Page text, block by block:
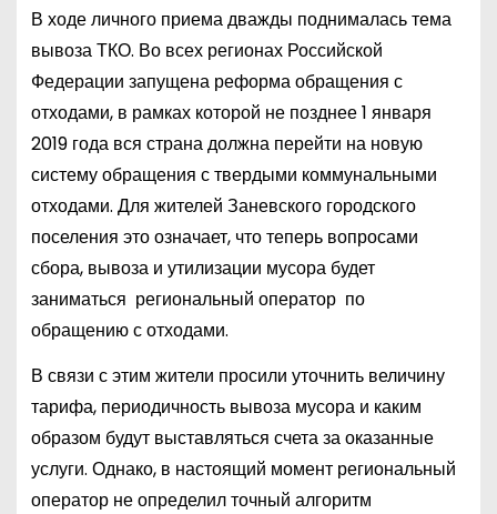
В ходе личного приема дважды поднималась тема
вывоза ТКО. Во всех регионах Российской
Федерации запущена реформа обращения с
отходами, в рамках которой не позднее 1 января
2019 года вся страна должна перейти на новую
систему обращения с твердыми коммунальными
отходами. Для жителей Заневского городского
поселения это означает, что теперь вопросами
сбора, вывоза и утилизации мусора будет
заниматься региональный оператор по
обращению с отходами.
В связи с этим жители просили уточнить величину
тарифа, периодичность вывоза мусора и каким
образом будут выставляться счета за оказанные
услуги. Однако, в настоящий момент региональный
оператор не определил точный алгоритм